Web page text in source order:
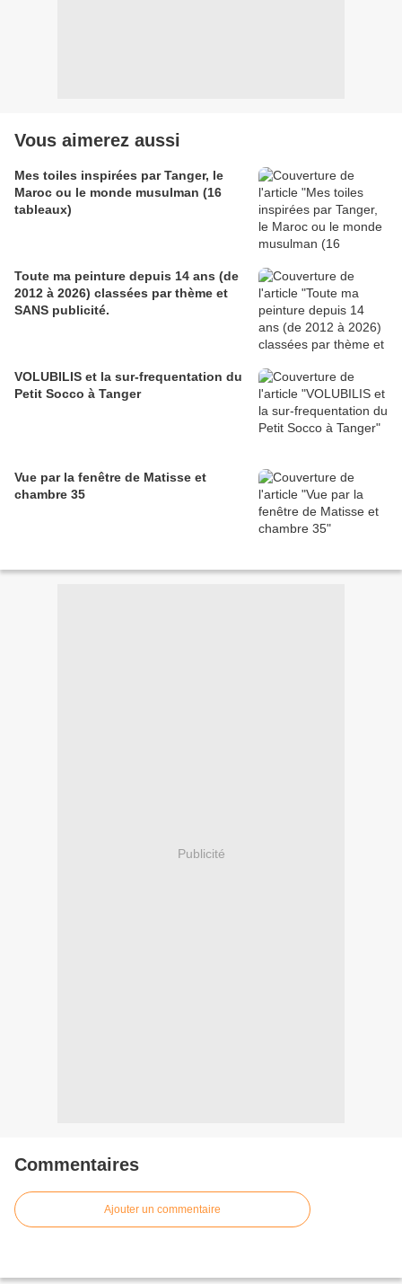
Vous aimerez aussi
Mes toiles inspirées par Tanger, le
Maroc ou le monde musulman (16
tableaux)
Toute ma peinture depuis 14 ans (de
2012 à 2026) classées par thème et
SANS publicité.
VOLUBILIS et la sur-frequentation du
Petit Socco à Tanger
Vue par la fenêtre de Matisse et
chambre 35
Publicité
Commentaires
Ajouter un commentaire